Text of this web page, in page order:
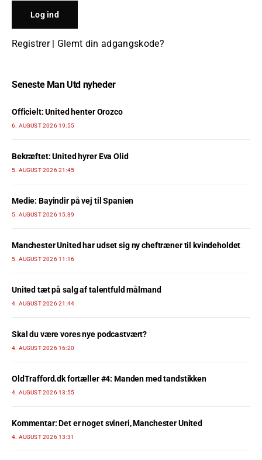
Registrer| Glemt din adgangskode?
Seneste Man Utd nyheder
Officielt: United henter Orozco
6. AUGUST 2026 19:55
Bekræftet: United hyrer Eva Olid
5. AUGUST 2026 21:45
Medie: Bayindir på vej til Spanien
5. AUGUST 2026 15:39
Manchester United har udset sig ny cheftræner til kvindeholdet
5. AUGUST 2026 11:16
United tæt på salg af talentfuld målmand
4. AUGUST 2026 21:44
Skal du være vores nye podcastvært?
4. AUGUST 2026 16:20
OldTrafford.dk fortæller #4: Manden med tandstikken
4. AUGUST 2026 13:55
Kommentar: Det er noget svineri, Manchester United
4. AUGUST 2026 13:31